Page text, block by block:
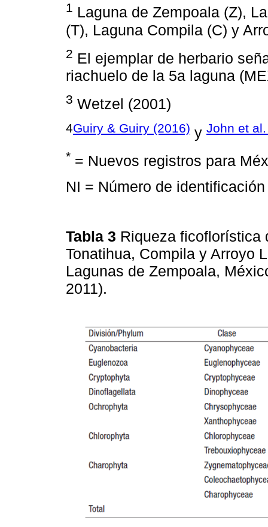
1 Laguna de Zempoala (Z),
(T), Laguna Compila (C) y
2 El ejemplar de herbario
riachuelo de la 5a laguna
3 Wetzel (2001)
4Guiry & Guiry (2016) y John et
* = Nuevos registros para
NI = Número de
Tabla 3 Riqueza ficoflorística
Tonatihua, Compila y Arroyo
Lagunas de Zempoala,
2011).